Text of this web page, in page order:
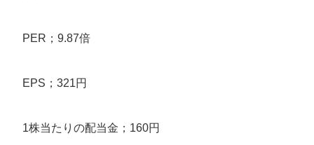
PER；9.87倍
EPS；321円
1株当たりの配当金；160円